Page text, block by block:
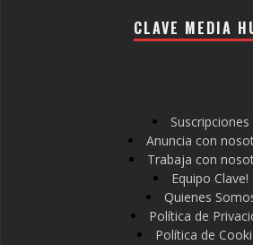
CLAVE MEDIA
Suscripciones
Anuncia con
Trabaja con
Equipo Clave!
Quienes
Política de
Política de